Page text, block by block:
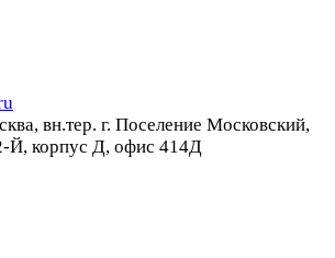
вн.тер. г. Поселение Московский,
Й, корпус Д, офис 414Д